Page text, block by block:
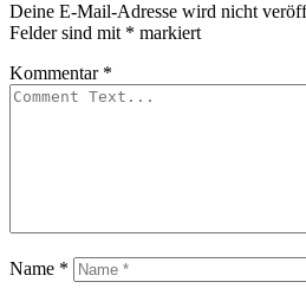
Deine E-Mail-Adresse wird nicht
Felder sind mit * markiert
Kommentar *
Name *